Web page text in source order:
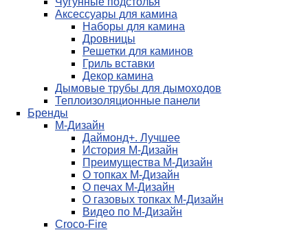
Аксессуары для камина
Наборы для камина
Дровницы
Решетки для каминов
Гриль вставки
Декор камина
Дымовые трубы для дымоходов
Теплоизоляционные панели
Бренды
М-Дизайн
Даймонд+. Лучшее
История М-Дизайн
Преимущества М-Дизайн
О топках М-Дизайн
О печах М-Дизайн
О газовых топках М-Дизайн
Видео по М-Дизайн
Croco-Fire